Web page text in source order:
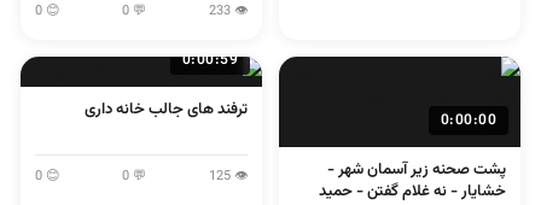
👁 233
💬 0
😊 0
0:00:00
پشت صحنه زیر آسمان شهر -
خشایار - نه غلام گفتن - حمید
0:00:59
ترفند های جالب خانه داری
👁 125
💬 0
😊 0